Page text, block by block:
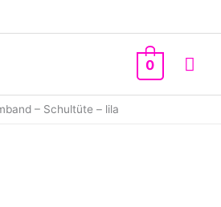
0
– Schultüte – lila